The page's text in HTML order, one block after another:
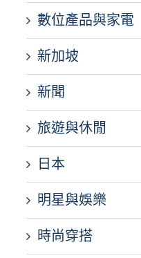
數位產品與家電
新加坡
新聞
旅遊與休閒
日本
明星與娛樂
時尚穿搭